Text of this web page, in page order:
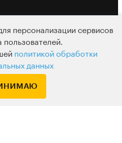
5,0
рейтинг
выбрать
персонализации сервисов
пользователей.
политикой обработки
данных